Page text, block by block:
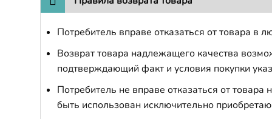
Потребитель вправе отказаться от товара в
Возврат товара надлежащего качества
подтверждающий факт и условия покупки
Потребитель не вправе отказаться от
быть использован исключительно